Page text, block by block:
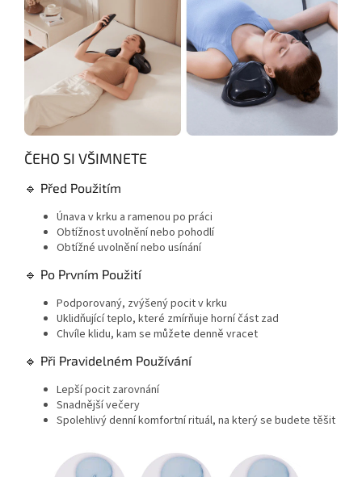
ČEHO SI VŠIMNETE
🔹 Před Použitím
Únava v krku a ramenou po práci
Obtížnost uvolnění nebo pohodlí
Obtížné uvolnění nebo usínání
🔹 Po Prvním Použití
Podporovaný, zvýšený pocit v krku
Uklidňující teplo, které zmírňuje horní část zad
Chvíle klidu, kam se můžete denně vracet
🔹 Při Pravidelném Používání
Lepší pocit zarovnání
Snadnější večery
Spolehlivý denní komfortní rituál, na který se budete těšit